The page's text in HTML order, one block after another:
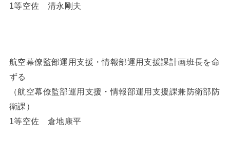
1等空佐 清永剛夫
航空幕僚監部運用支援・情報部運用支援課計画班長を命
ずる
（航空幕僚監部運用支援・情報部運用支援課兼防衛部防
衛課）
1等空佐 倉地康平